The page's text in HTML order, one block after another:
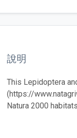
說明
This Lepidoptera
(https://
Natura 2000